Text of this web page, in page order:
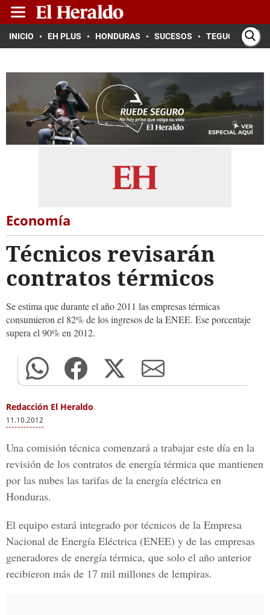
INICIO EH PLUS HONDURAS SUCESOS TEGUCIGALPA
Economía
Técnicos revisarán
contratos térmicos
Se estima que durante el año 2011 las empresas térmicas
consumieron el 82% de los ingresos de la ENEE. Ese porcentaje
supera el 90% en 2012.
Redacción El Heraldo
11.10.2012
Una comisión técnica comenzará a trabajar este día en la
revisión de los contratos de energía térmica que mantienen
por las nubes las tarifas de la energía eléctrica en
Honduras.
El equipo estará integrado por técnicos de la Empresa
Nacional de Energía Eléctrica (ENEE) y de las empresas
generadores de energía térmica, que solo el año anterior
recibieron más de 17 mil millones de lempiras.